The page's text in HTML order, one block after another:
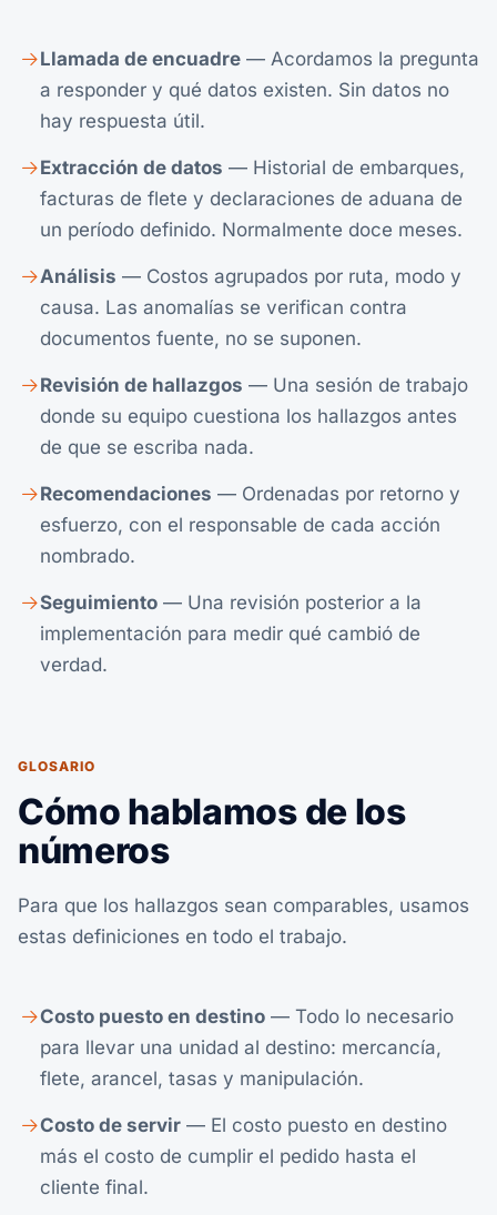
Llamada de encuadre — Acordamos la pregunta
a responder y qué datos existen. Sin datos no
hay respuesta útil.
Extracción de datos — Historial de embarques,
facturas de flete y declaraciones de aduana de
un período definido. Normalmente doce meses.
Análisis — Costos agrupados por ruta, modo y
causa. Las anomalías se verifican contra
documentos fuente, no se suponen.
Revisión de hallazgos — Una sesión de trabajo
donde su equipo cuestiona los hallazgos antes
de que se escriba nada.
Recomendaciones — Ordenadas por retorno y
esfuerzo, con el responsable de cada acción
nombrado.
Seguimiento — Una revisión posterior a la
implementación para medir qué cambió de
verdad.
GLOSARIO
Cómo hablamos de los
números
Para que los hallazgos sean comparables, usamos
estas definiciones en todo el trabajo.
Costo puesto en destino — Todo lo necesario
para llevar una unidad al destino: mercancía,
flete, arancel, tasas y manipulación.
Costo de servir — El costo puesto en destino
más el costo de cumplir el pedido hasta el
cliente final.